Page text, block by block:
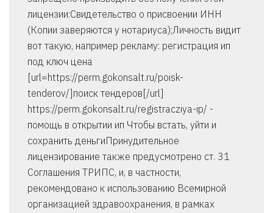
лицензии:Свидетельство о присвоении ИНН
(Копии заверяются у нотариуса);Личность видит
вот такую, например рекламу: регистрация ип
под ключ цена
[url=https://perm.gokonsalt.ru/poisk-
tenderov/]поиск тендеров[/url]
https://perm.gokonsalt.ru/registracziya-ip/ -
помощь в открытии ип Чтобы встать, уйти и
сохранить деньгиПринудительное
лицензирование также предусмотрено ст. 31
Соглашения ТРИПС, и, в частности,
рекомендовано к использованию Всемирной
организацией здравоохранения, в рамках